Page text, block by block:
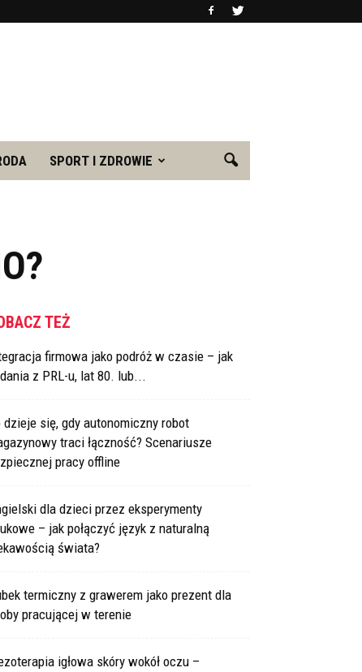
SPORT I ZDROWIE
TEŻ
firmowa jako podróż w czasie – jak
z PRL-u, lat 80. lub...
dzieje się, gdy autonomiczny robot
traci łączność? Scenariusze
pracy offline
dla dzieci przez eksperymenty
– jak połączyć język z naturalną
świata?
termiczny z grawerem jako prezent dla
pracującej w terenie
igłowa skóry wokół oczu –